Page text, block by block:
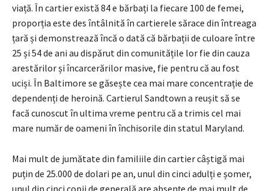
viață. În cartier există 84 e bărbați la fiecare 100 de femei,
proporția este des întâlnită în cartierele sărace din întreaga
țară și demonstrează încă o dată că bărbații de culoare între
25 și 54 de ani au dispărut din comunitățile lor fie din cauza
arestărilor și încarcerărilor masive, fie pentru că au fost
uciși. În Baltimore se găsește cea mai mare concentrație de
dependenți de heroină. Cartierul Sandtown a reușit să se
facă cunoscut în ultima vreme pentru că a trimis cel mai
mare număr de oameni în închisorile din statul Maryland.
Mai mult de jumătate din familiile din cartier câștigă mai
puțin de 25.000 de dolari pe an, unul din cinci adulți e șomer,